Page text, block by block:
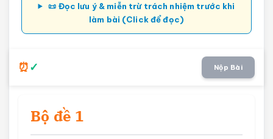
📜 Đọc lưu ý & miễn trừ trách nhiệm trước khi
làm bài (Click để đọc)
Nộp Bài
Bộ đề 1